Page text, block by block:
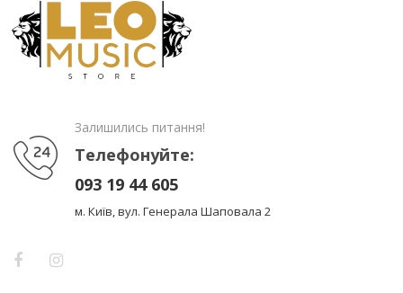
Залишились питання!
Телефонуйте:
093 19 44 605
м. Київ, вул. Генерала Шаповала 2